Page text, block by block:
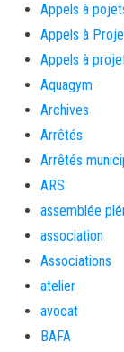
Appels à
Appels à
Appels à
Aquagym
Archives
Arrêtés
Arrêtés
ARS
assemblée
association
Associations
atelier
avocat
BAFA